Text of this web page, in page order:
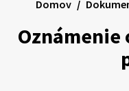
Domov